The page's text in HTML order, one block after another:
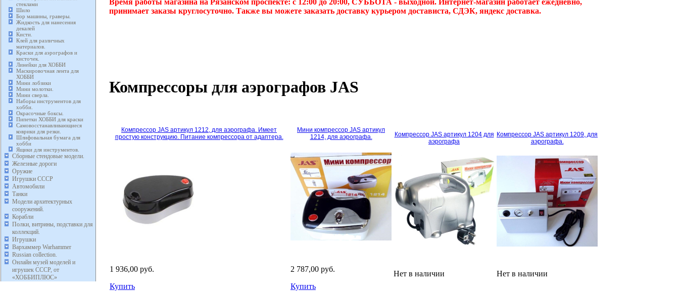
стеклами
Шило
Бор машины, граверы.
Жидкость для нанесения
декалей
Кисти.
Клей для различных
материалов.
Краски для аэрографов и
кисточек.
Линейки для ХОББИ
Маскировочная лента для
ХОББИ
Мини лобзики
Мини молотки.
Мини сверла.
Наборы инструментов для
хобби.
Окрасочные боксы.
Пипетки ХОББИ для краски
Самовосстанавливающиеся
коврики для резки.
Шлифовальная бумага для
хобби
Ящики для инструментов.
Сборные стендовые модели.
Железные дороги
Оружие
Игрушки СССР
Автомобили
Танки
Модели архитектурных
сооружений.
Корабли
Полки, витрины, подставки для
коллекций.
Игрушки
Вархаммер Warhammer
Russian collection.
Онлайн музей моделей и
игрушек СССР, от
«ХОББИПЛЮС»
Время работы магазина на Рязанском проспекте: с 12:00 до 20:00, СУББОТА - выходной. Интернет-магазин работает ежедневно,
принимает заказы круглосуточно. Также вы можете заказать доставку курьером достависта, СДЭК, яндекс доставка.
Компрессоры для аэрографов JAS
Компрессор JAS артикул 1212, для аэрографа. Имеет
простую конструкцию. Питание компрессора от адаптера.
1 936,00 руб.
Купить
Мини компрессор JAS артикул
1214, для аэрографа.
2 787,00 руб.
Купить
Компрессор JAS артикул 1204 для
аэрографа
Нет в наличии
Компрессор JAS артикул 1209, для
аэрографа.
Нет в наличии